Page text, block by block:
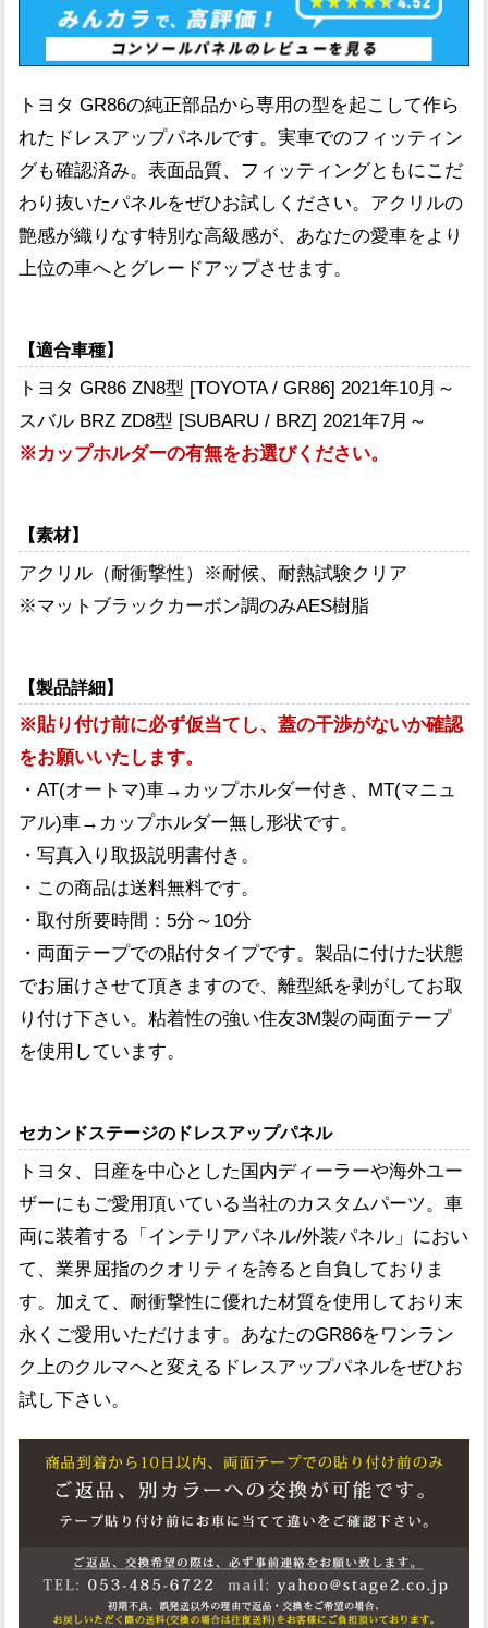
トヨタ GR86の純正部品から専用の型を起こして作ら
れたドレスアップパネルです。実車でのフィッティン
グも確認済み。表面品質、フィッティングともにこだ
わり抜いたパネルをぜひお試しください。アクリルの
艶感が織りなす特別な高級感が、あなたの愛車をより
上位の車へとグレードアップさせます。
【適合車種】
トヨタ GR86 ZN8型 [TOYOTA / GR86] 2021年10月～
スバル BRZ ZD8型 [SUBARU / BRZ] 2021年7月～
※カップホルダーの有無をお選びください。
【素材】
アクリル（耐衝撃性）※耐候、耐熱試験クリア
※マットブラックカーボン調のみAES樹脂
【製品詳細】
※貼り付け前に必ず仮当てし、蓋の干渉がないか確認
をお願いいたします。
・AT(オートマ)車→カップホルダー付き、MT(マニュ
アル)車→カップホルダー無し形状です。
・写真入り取扱説明書付き。
・この商品は送料無料です。
・取付所要時間：5分～10分
・両面テープでの貼付タイプです。製品に付けた状態
でお届けさせて頂きますので、離型紙を剥がしてお取
り付け下さい。粘着性の強い住友3M製の両面テープ
を使用しています。
セカンドステージのドレスアップパネル
トヨタ、日産を中心とした国内ディーラーや海外ユー
ザーにもご愛用頂いている当社のカスタムパーツ。車
両に装着する「インテリアパネル/外装パネル」におい
て、業界屈指のクオリティを誇ると自負しておりま
す。加えて、耐衝撃性に優れた材質を使用しており末
永くご愛用いただけます。あなたのGR86をワンラン
ク上のクルマへと変えるドレスアップパネルをぜひお
試し下さい。